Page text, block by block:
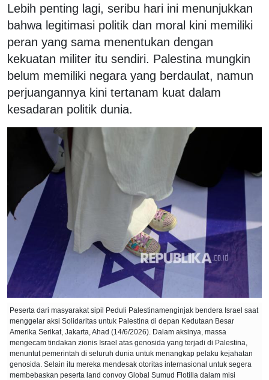
Lebih penting lagi, seribu hari ini menunjukkan
bahwa legitimasi politik dan moral kini memiliki
peran yang sama menentukan dengan
kekuatan militer itu sendiri. Palestina mungkin
belum memiliki negara yang berdaulat, namun
perjuangannya kini tertanam kuat dalam
kesadaran politik dunia.
Peserta dari masyarakat sipil Peduli Palestinamenginjak bendera Israel saat
menggelar aksi Solidaritas untuk Palestina di depan Kedutaan Besar
Amerika Serikat, Jakarta, Ahad (14/6/2026). Dalam aksinya, massa
mengecam tindakan zionis Israel atas genosida yang terjadi di Palestina,
menuntut pemerintah di seluruh dunia untuk menangkap pelaku kejahatan
genosida. Selain itu mereka mendesak otoritas internasional untuk segera
membebaskan peserta land convoy Global Sumud Flotilla dalam misi